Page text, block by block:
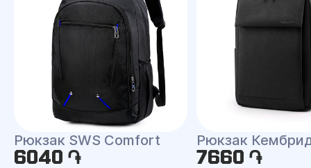
Рюкзак SWS Comfort
6040 ֏
Рюкзак
7660 ֏